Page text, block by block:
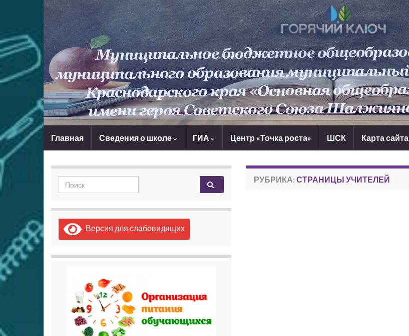
Главная Сведения о школе ГИА Центр «Точка роста» ШСК Карта сайта
РУБРИКА: СТРАНИЦЫ УЧИТЕЛЕЙ
Search for:
Версия для слабовидящих